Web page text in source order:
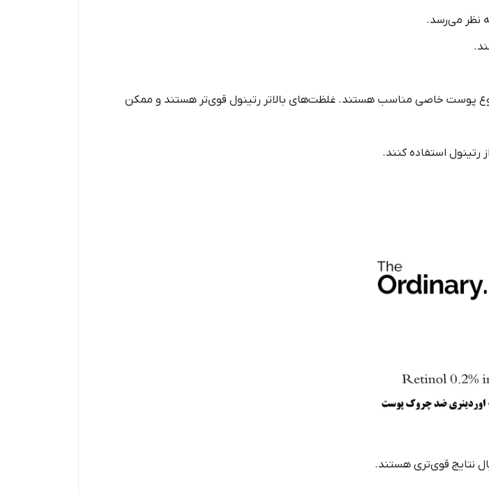
نظر می‌رسد.
پوست خاصی مناسب هستند. غلظت‌های بالاتر رتینول قوی‌تر هستند و ممکن